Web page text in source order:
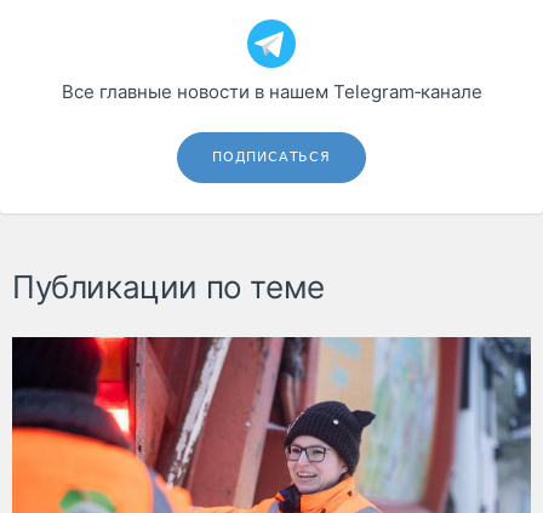
Все главные новости в нашем Telegram‑канале
ПОДПИСАТЬСЯ
Публикации по теме